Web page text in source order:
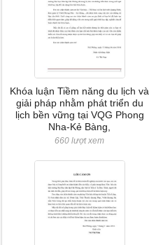
Khóa luận Tiềm năng du lịch và
giải pháp nhằm phát triển du
lịch bền vững tại VQG Phong
Nha-Kẻ Bàng,
660 lượt xem